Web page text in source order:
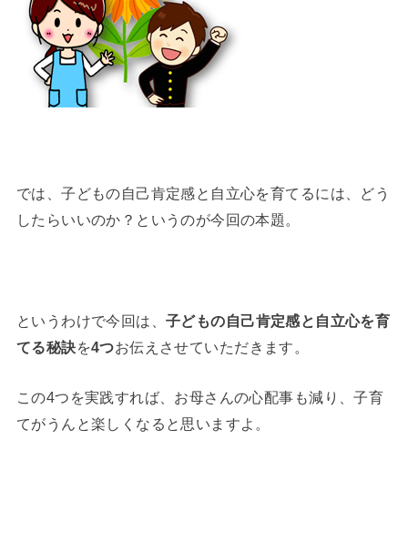
では、子どもの自己肯定感と自立心を育てるには、どう
したらいいのか？というのが今回の本題。
というわけで今回は、子どもの自己肯定感と自立心を育
てる秘訣を4つお伝えさせていただきます。
この4つを実践すれば、お母さんの心配事も減り、子育
てがうんと楽しくなると思いますよ。